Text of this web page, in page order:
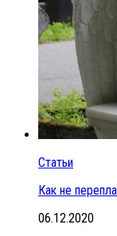
Статьи
Как не
06.12.2020